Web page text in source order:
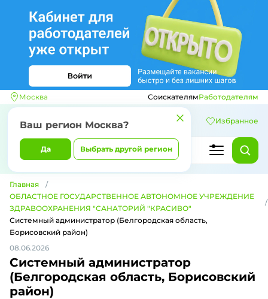
Москва
Ваш регион Москва?
Да Выбрать другой регион
СоискателямРаботодателям
Избранное
Главная
ОБЛАСТНОЕ ГОСУДАРСТВЕННОЕ АВТОНОМНОЕ УЧРЕЖДЕНИЕ
ЗДРАВООХРАНЕНИЯ "САНАТОРИЙ "КРАСИВО"
Системный администратор (Белгородская область,
Борисовский район)
08.06.2026
Системный администратор
(Белгородская область, Борисовский
район)